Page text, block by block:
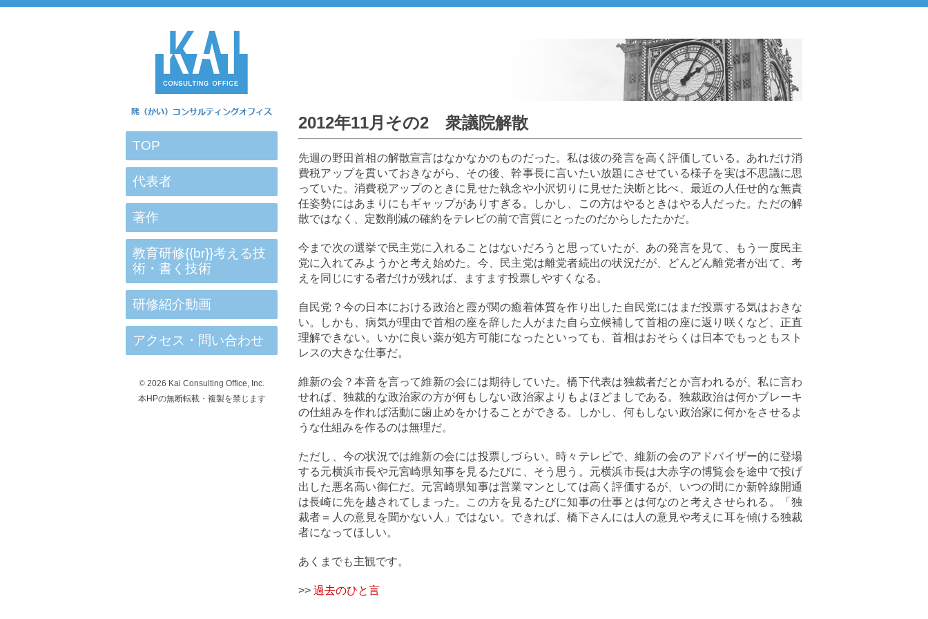
TOP
代表者
著作
教育研修{{br}}考える技
術・書く技術
研修紹介動画
アクセス・問い合わせ
© 2026 Kai Consulting Office, Inc.
本HPの無断転載・複製を禁じます
2012年11月その2 衆議院解散
先週の野田首相の解散宣言はなかなかのものだった。私は彼の発言を高く評価している。あれだけ消
費税アップを貫いておきながら、その後、幹事長に言いたい放題にさせている様子を実は不思議に思
っていた。消費税アップのときに見せた執念や小沢切りに見せた決断と比べ、最近の人任せ的な無責
任姿勢にはあまりにもギャップがありすぎる。しかし、この方はやるときはやる人だった。ただの解
散ではなく、定数削減の確約をテレビの前で言質にとったのだからしたたかだ。
今まで次の選挙で民主党に入れることはないだろうと思っていたが、あの発言を見て、もう一度民主
党に入れてみようかと考え始めた。今、民主党は離党者続出の状況だが、どんどん離党者が出て、考
えを同じにする者だけが残れば、ますます投票しやすくなる。
自民党？今の日本における政治と霞が関の癒着体質を作り出した自民党にはまだ投票する気はおきな
い。しかも、病気が理由で首相の座を辞した人がまた自ら立候補して首相の座に返り咲くなど、正直
理解できない。いかに良い薬が処方可能になったといっても、首相はおそらくは日本でもっともスト
レスの大きな仕事だ。
維新の会？本音を言って維新の会には期待していた。橋下代表は独裁者だとか言われるが、私に言わ
せれば、独裁的な政治家の方が何もしない政治家よりもよほどましである。独裁政治は何かブレーキ
の仕組みを作れば活動に歯止めをかけることができる。しかし、何もしない政治家に何かをさせるよ
うな仕組みを作るのは無理だ。
ただし、今の状況では維新の会には投票しづらい。時々テレビで、維新の会のアドバイザー的に登場
する元横浜市長や元宮崎県知事を見るたびに、そう思う。元横浜市長は大赤字の博覧会を途中で投げ
出した悪名高い御仁だ。元宮崎県知事は営業マンとしては高く評価するが、いつの間にか新幹線開通
は長崎に先を越されてしまった。この方を見るたびに知事の仕事とは何なのと考えさせられる。「独
裁者＝人の意見を聞かない人」ではない。できれば、橋下さんには人の意見や考えに耳を傾ける独裁
者になってほしい。
あくまでも主観です。
>> 過去のひと言